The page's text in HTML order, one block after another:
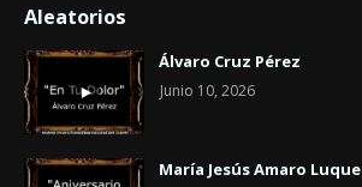
Aleatorios
Álvaro Cruz Pérez
Junio 10, 2026
María Jesús Amaro Luque